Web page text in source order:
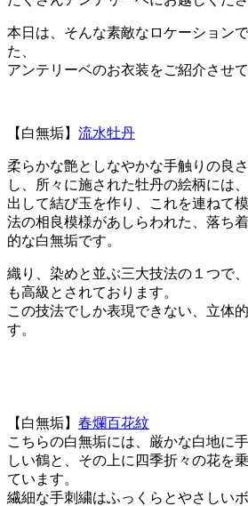
本日は、そんな素敵なロケーション
た、
アンテリーベのお衣装をご紹介させ
【白無垢】 流水牡丹
柔らかな艶としなやかな手触りの良
し、所々に施された牡丹の絵柄には
出して結び玉を作り、これを連ねて
法の相良模様があしらわれた、落ち
的な白無垢です。
織り、染めと並ぶ三大技法の１つで
も高級とされております。
この技法でしか表現できない、立体
す。
【白無垢】 春爛百花紋
こちらの白無垢には、厳かな白地に
しい鶴と、その上に四季折々の花を
ています。
繊細な手刺繍はふっくらとやさしい